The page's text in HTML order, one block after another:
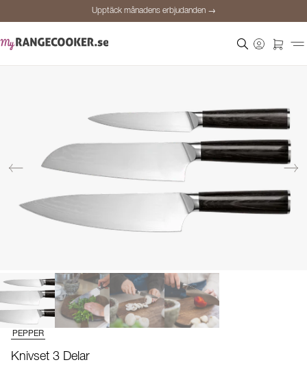
Upptäck månadens erbjudanden →
Upptäck månadens erbjudanden →
PEPPER
Knivset 3 Delar